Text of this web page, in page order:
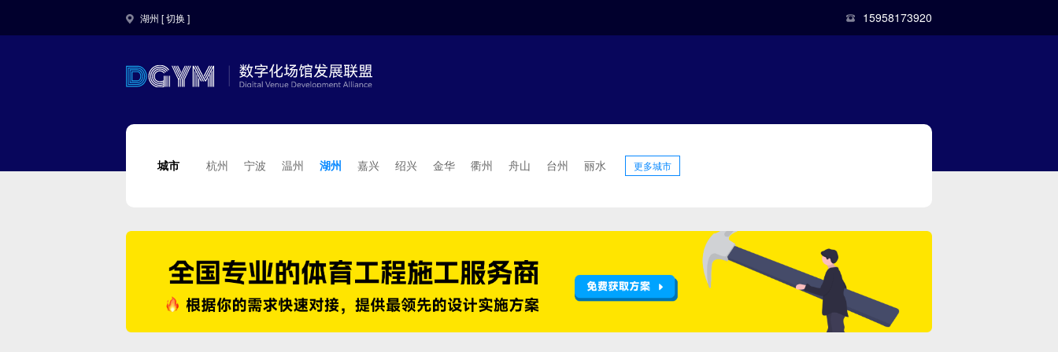
湖州 [切换 ] 15958173920
城市 杭州 宁波 温州 湖州 嘉兴 绍兴 金华 衢州 舟山 台州 丽水 更多城市